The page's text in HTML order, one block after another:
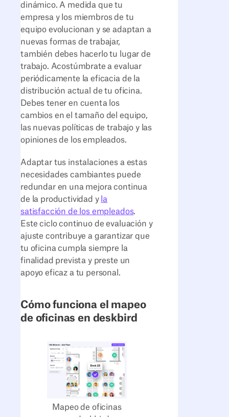
dinámico. A medida que tu
empresa y los miembros de tu
equipo evolucionan y se adaptan a
nuevas formas de trabajar,
también debes hacerlo tu lugar de
trabajo. Acostúmbrate a evaluar
periódicamente la eficacia de la
distribución actual de tu oficina.
Debes tener en cuenta los
cambios en el tamaño del equipo,
las nuevas políticas de trabajo y las
opiniones de los empleados.
Adaptar tus instalaciones a estas
necesidades cambiantes puede
redundar en una mejora continua
de la productividad y la
satisfacción de los empleados.
Este ciclo continuo de evaluación y
ajuste contribuye a garantizar que
tu oficina cumpla siempre la
finalidad prevista y preste un
apoyo eficaz a tu personal.
Cómo funciona el mapeo
de oficinas en deskbird
Mapeo de oficinas